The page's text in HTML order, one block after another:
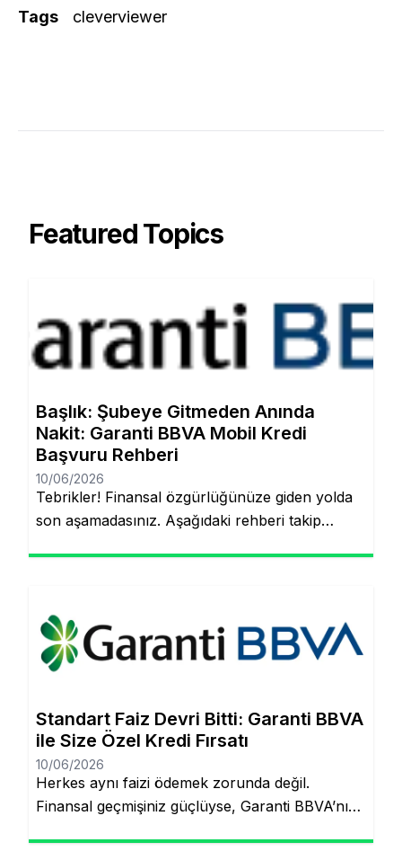
Tags cleverviewer
Featured Topics
Başlık: Şubeye Gitmeden Anında
Nakit: Garanti BBVA Mobil Kredi
Başvuru Rehberi
10/06/2026
Tebrikler! Finansal özgürlüğünüze giden yolda
son aşamadasınız. Aşağıdaki rehberi takip
artık çok daha kolay! Şubeye gitmenize veya
tomarla evrak imzalamanıza gerek kalmadan,
Garanti BBVA’nın dijital müşteri olma
saniyeler içinde hesabınıza yatmasını
sağlayabilirsiniz. İşte pürüzsüz bir deneyim için
Standart Faiz Devri Bitti: Garanti BBVA
ile Size Özel Kredi Fırsatı
10/06/2026
Herkes aynı faizi ödemek zorunda değil.
Finansal geçmişiniz güçlüyse, Garanti BBVA’nın